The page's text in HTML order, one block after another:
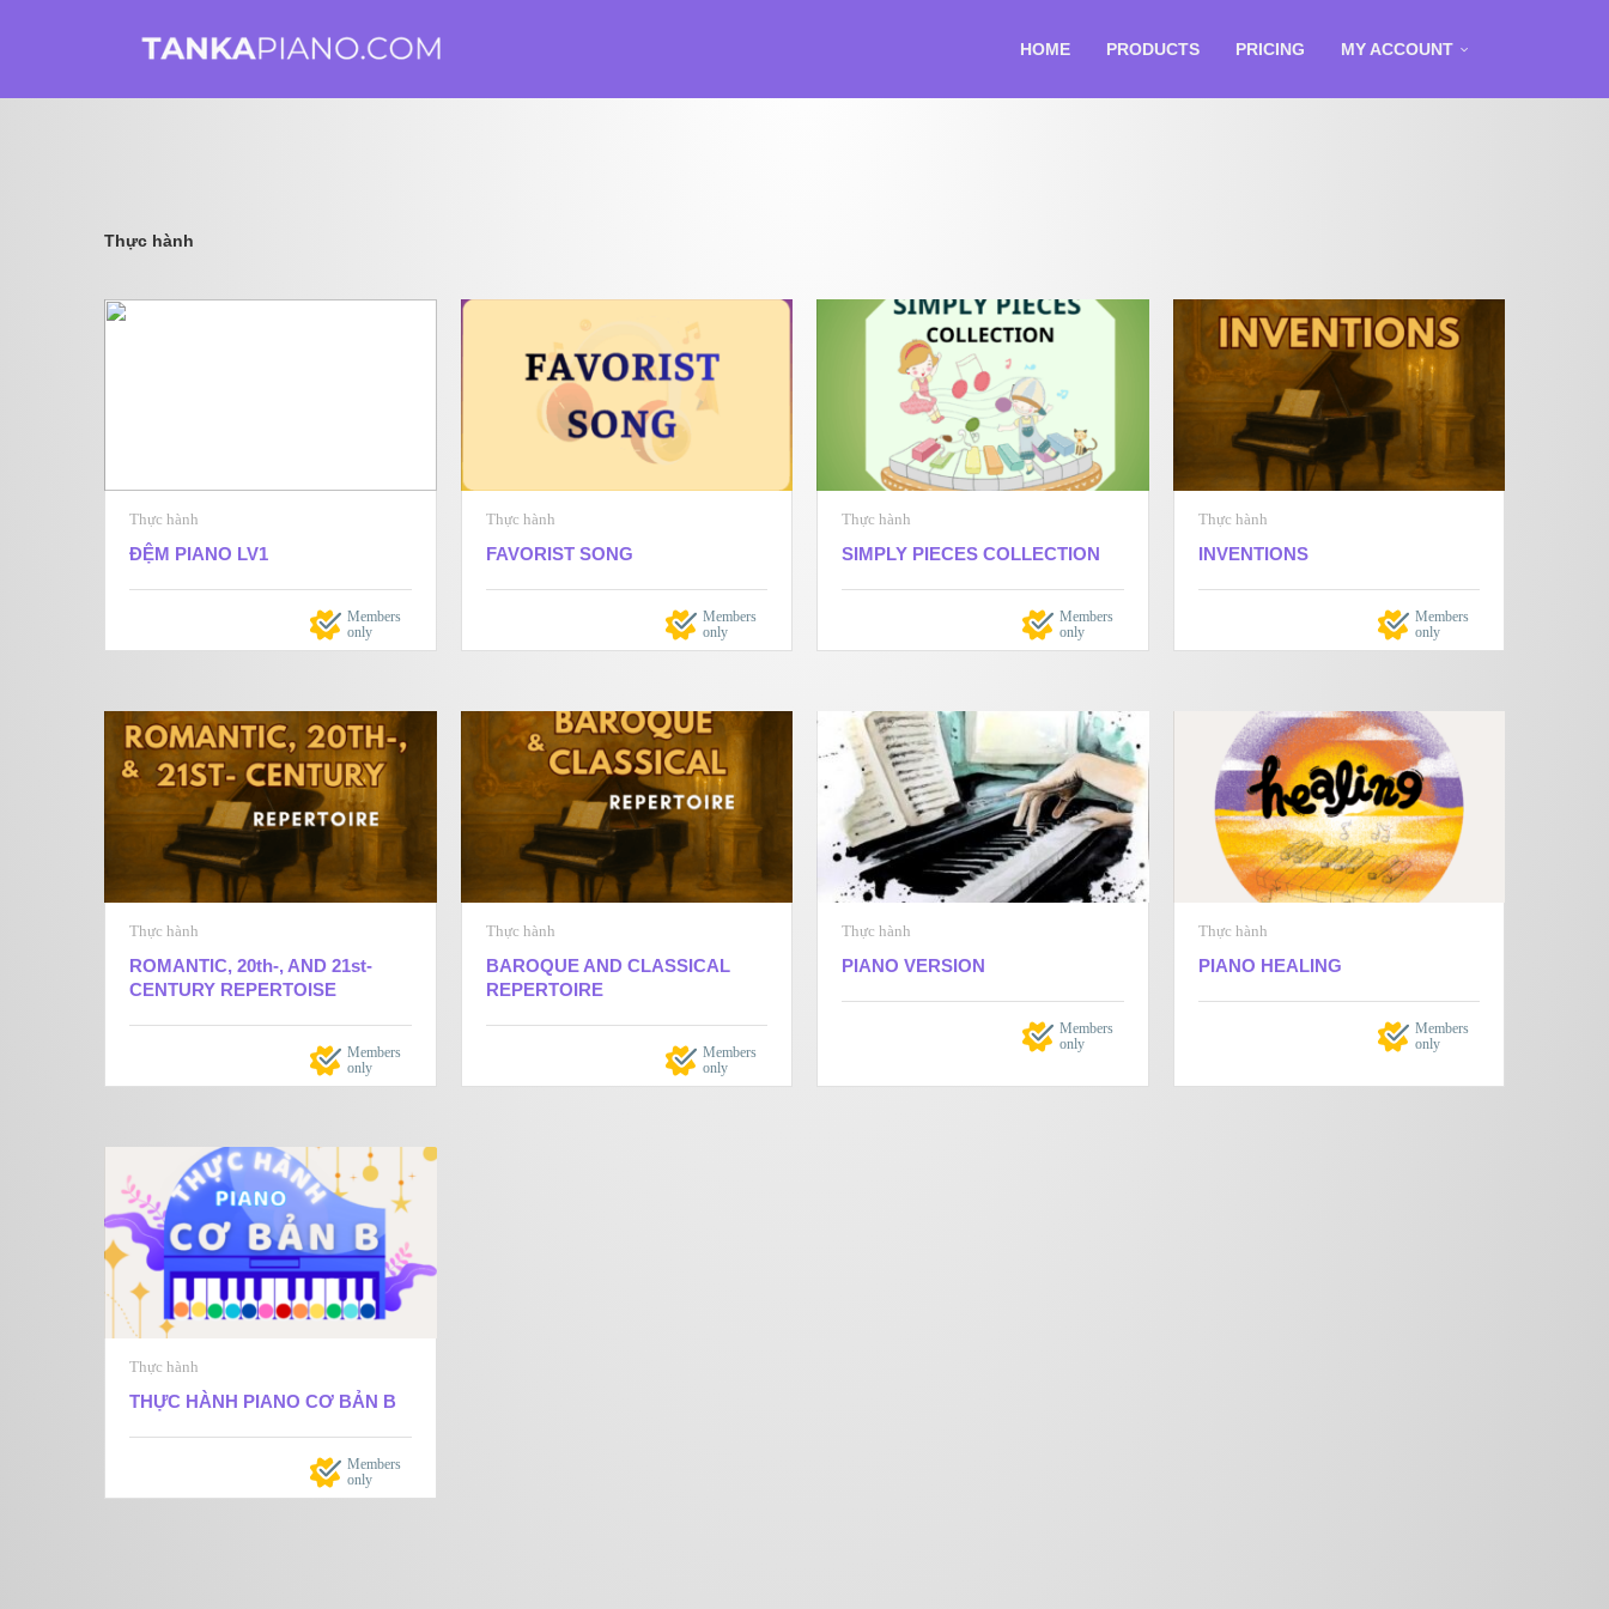
HOME PRODUCTS PRICING MY ACCOUNT
Thực hành
Thực hành
ĐỆM PIANO LV1
Members
only
Thực hành
FAVORIST SONG
Members
only
Thực hành
SIMPLY PIECES COLLECTION
Members
only
Thực hành
INVENTIONS
Members
only
Thực hành
ROMANTIC, 20th-, AND 21st-
CENTURY REPERTOISE
Members
only
Thực hành
BAROQUE AND CLASSICAL
REPERTOIRE
Members
only
Thực hành
PIANO VERSION
Members
only
Thực hành
PIANO HEALING
Members
only
Thực hành
THỰC HÀNH PIANO CƠ BẢN B
Members
only